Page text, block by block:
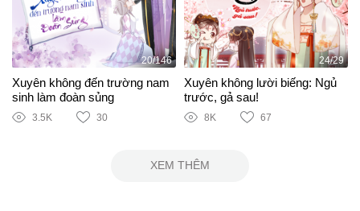
20/146
Xuyên không đến trường nam
sinh làm đoàn sủng
3.5K 30
24/29
Xuyên không lười biếng: Ngủ
trước, gả sau!
8K 67
XEM THÊM